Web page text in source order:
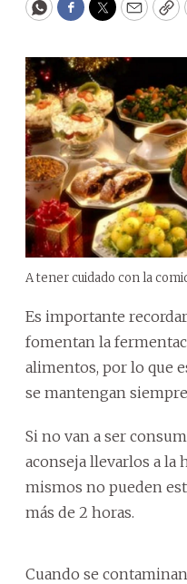
WhatsApp
Facebook
Twitter
Email
A tener cuidado con la
Es importante
fomentan la
alimentos, por lo que
se mantengan
Si no van a ser
aconseja llevarlos a la
mismos no pueden
más de 2 horas.
Cuando se